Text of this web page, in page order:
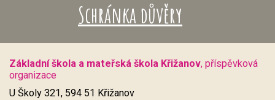
Schránka důvěry
Základní škola a mateřská škola Křižanov, příspěvková
organizace
U Školy 321, 594 51 Křižanov